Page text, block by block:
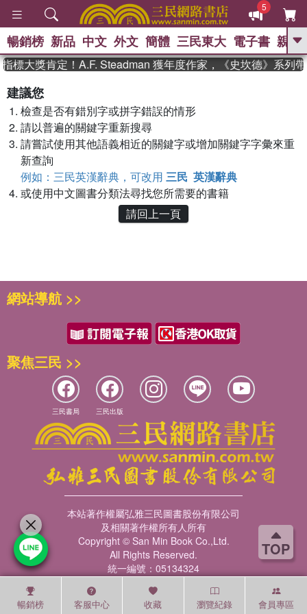
TOP
5
GO
史是一群喵 、
獎 臺灣漫遊錄
登輝時代 、 數學女孩：黎曼猜想 、
暢銷榜 新品 中文 外文 簡體 三民東大 電子書 親子
標大獎肯定！A.F. Steadman 獲年度作家，《史坎德》系列
建議您
檢查是否有錯別字或拼字錯誤的情形
請以普遍的關鍵字重新搜尋
請嘗試使用其他語義相近的關鍵字或增加關鍵字字彙來重
新查詢
例如：三民英漢辭典，可改用 三民 英漢辭典
或使用中文圖書分類法尋找您所需要的書籍
請回上一頁
暢銷榜 客服中心 收藏 瀏覽紀錄 會員專區
網站導航 >>
聚焦三民 >>
三民書局 三民出版
本站著作權屬弘雅三民圖書股份有限公司
及相關著作權所有人所有
Copyright © San Min Book Co.,Ltd.
All Rights Reserved.
統一編號：05134324